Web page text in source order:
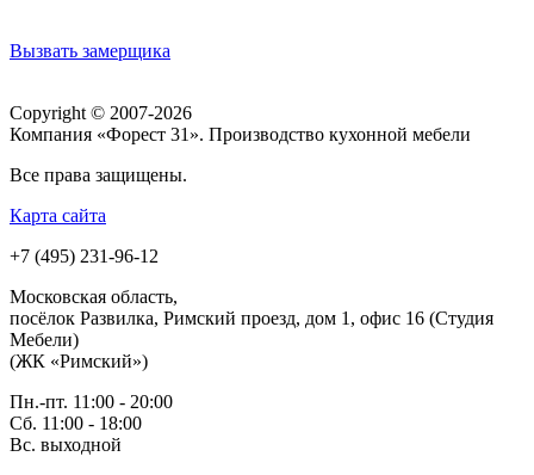
Вызвать замерщика
Copyright © 2007-2026
Компания «Форест 31». Производство кухонной мебели
Все права защищены.
Карта сайта
+7 (495) 231-96-12
Московская область,
посёлок Развилка, Римский проезд, дом 1, офис 16 (Студия
Мебели)
(ЖК «Римский»)
Пн.-пт. 11:00 - 20:00
Сб. 11:00 - 18:00
Вс. выходной